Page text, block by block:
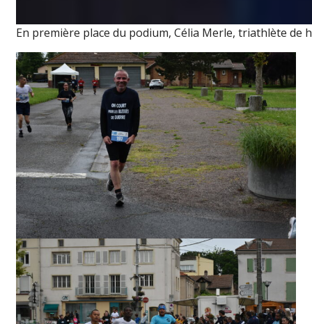
En première place du podium, Célia Merle, triathlète de